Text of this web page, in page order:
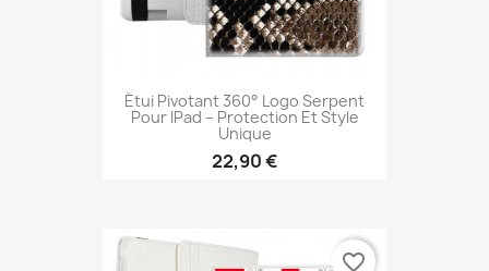
Étui Pivotant 360° Logo Serpent
Pour IPad – Protection Et Style
Unique
22,90 €
favorite_border